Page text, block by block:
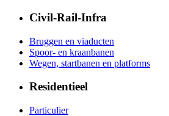
Civil-Rail-Infra
Bruggen en viaducten
Spoor- en kraanbanen
Wegen, startbanen en platforms
Residentieel
Particulier